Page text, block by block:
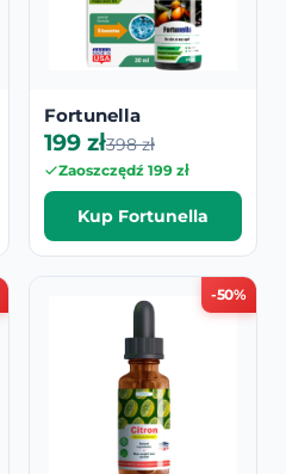
Fortunella
199 zł398 zł
Zaoszczędź 199 zł
Kup Fortunella
-50%